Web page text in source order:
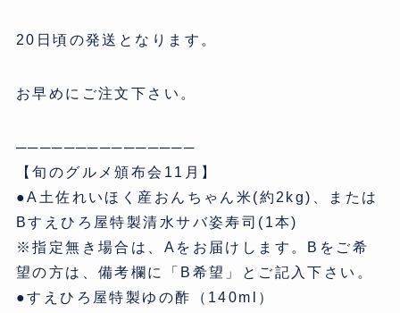
20日頃の発送となります。
お早めにご注文下さい。
───────────────
【旬のグルメ頒布会11月】
●A土佐れいほく産おんちゃん米(約2kg)、または
Bすえひろ屋特製清水サバ姿寿司(1本)
※指定無き場合は、Aをお届けします。Bをご希
望の方は、備考欄に「B希望」とご記入下さい。
●すえひろ屋特製ゆの酢（140ml）